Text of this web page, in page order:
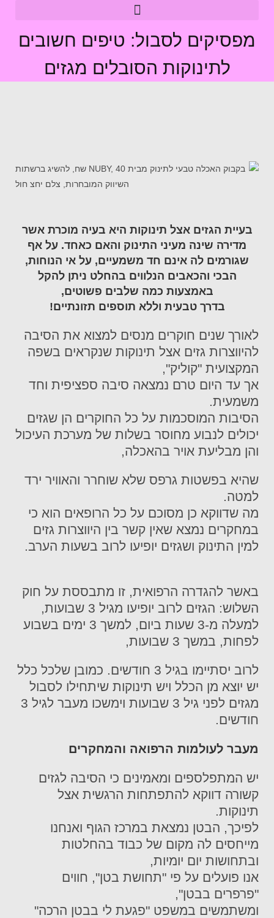
מפסיקים לסבול: טיפים חשובים
לתינוקות הסובלים מגזים
בעיית הגזים אצל תינוקות היא בעיה מוכרת אשר
מדירה שינה מעיני התינוק והאם כאחד. על אף
שגורמים לה אינם חד משמעיים, על אי הנוחות,
הבכי והכאבים הנלווים בהחלט ניתן להקל
באמצעות כמה שלבים פשוטים,
בדרך טבעית וללא תוספים תזונתיים!
לאורך שנים חוקרים מנסים למצוא את הסיבה
להיווצרות גזים אצל תינוקות שנקראים בשפה
המקצועית "קוליק",
אך עד היום טרם נמצאה סיבה ספציפית וחד
משמעית.
הסיבות המוסכמות על כל החוקרים הן שגזים
יכולים לנבוע מחוסר בשלות של מערכת העיכול
והן מבליעת אויר בהאכלה,
שהיא בפשטות גרפס שלא שוחרר והאוויר ירד
למטה.
מה שדווקא כן מסוכם על כל הרופאים הוא כי
במחקרים נמצא שאין קשר בין היווצרות גזים
למין התינוק ושגזים יופיעו לרוב בשעות הערב.
באשר להגדרה הרפואית, זו מתבססת על חוק
השלוש: הגזים לרוב יופיעו מגיל 3 שבועות,
למעלה מ-3 שעות ביום, למשך 3 ימים בשבוע
לפחות, במשך 3 שבועות,
לרוב יסתיימו בגיל 3 חודשים. כמובן שלכל כלל
יש יוצא מן הכלל ויש תינוקות שיתחילו לסבול
מגזים לפני גיל 3 שבועות וימשכו מעבר לגיל 3
חודשים.
מעבר לעולמות הרפואה והמחקרים
יש המתפלספים ומאמינים כי הסיבה לגזים
קשורה דווקא להתפתחות הרגשית אצל
תינוקות.
לפיכך, הבטן נמצאת במרכז הגוף ואנחנו
מייחסים לה מקום של כבוד בהחלטות
ובתחושות יום יומיות,
אנו פועלים על פי "תחושת בטן", חווים
"פרפרים בבטן",
ומשתמשים במשפט "פגעת לי בבטן הרכה"